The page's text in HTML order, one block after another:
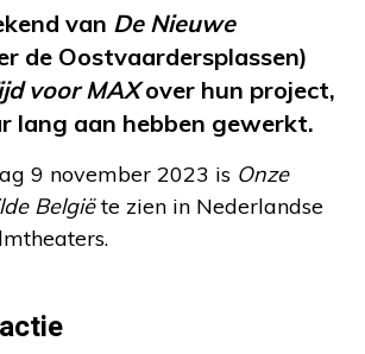
van De Nieuwe
de Oostvaardersplassen)
voor MAXover hun project,
lang aan hebben gewerkt.
9 november 2023 is Onze
Belgiëte zien in Nederlandse